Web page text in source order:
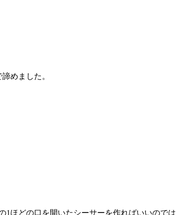
めました。
ほどの口を開いたシーサーを作ればいいのでは